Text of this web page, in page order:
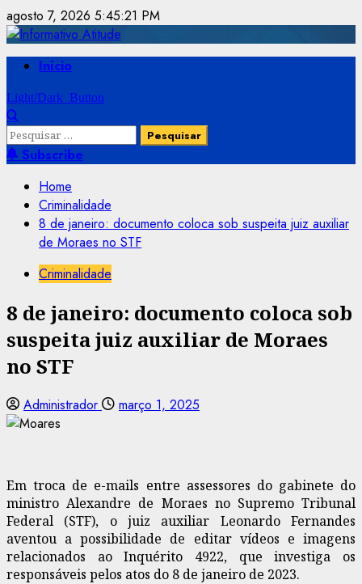
Skip
to
content
agosto 7, 2026 5:45:22 PM
PrimaryInício
Light/Dark Button
Pesquisar
por:Subscribe
Home
Criminalidade
8 de janeiro: documento coloca sob suspeita juiz auxiliar
de Moraes no STF
Criminalidade
8 de janeiro: documento coloca sob
suspeita juiz auxiliar de Moraes
no STF
Administrador março 1, 2025
Em troca de e-mails entre assessores do gabinete do
ministro Alexandre de Moraes no Supremo Tribunal
Federal (STF), o juiz auxiliar Leonardo Fernandes
aventou a possibilidade de editar vídeos e imagens
relacionados ao Inquérito 4922, que investiga os
responsáveis pelos atos do 8 de janeiro de 2023.